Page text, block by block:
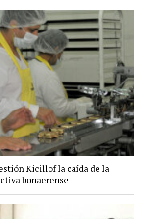
Kicillof la caída de la
bonaerense